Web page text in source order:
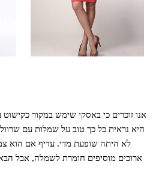
אנו זוכרים כי באסקי שימש במקור כקישוט
היא נראית כל כך טוב על שמלות עם
לא היתה שופעת מדי. עדיף אם הוא
ארוכים מוסיפים חומרת לשמלה, אבל